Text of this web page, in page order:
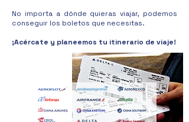
No importa a dónde quieras viajar, podemos
conseguir los boletos que necesitas.
¡Acércate y planeemos tu itinerario de viaje!